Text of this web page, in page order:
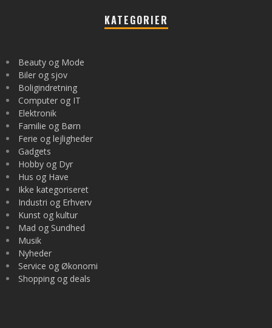
KATEGORIER
Beauty og Mode
Biler og sjov
Boligindretning
Computer og IT
Elektronik
Familie og Børn
Ferie og lejligheder
Gadgets
Hobby og Dyr
Hus og Have
Ikke kategoriseret
Industri og Erhverv
Kunst og kultur
Mad og Sundhed
Musik
Nyheder
Service og Økonomi
Shopping og deals